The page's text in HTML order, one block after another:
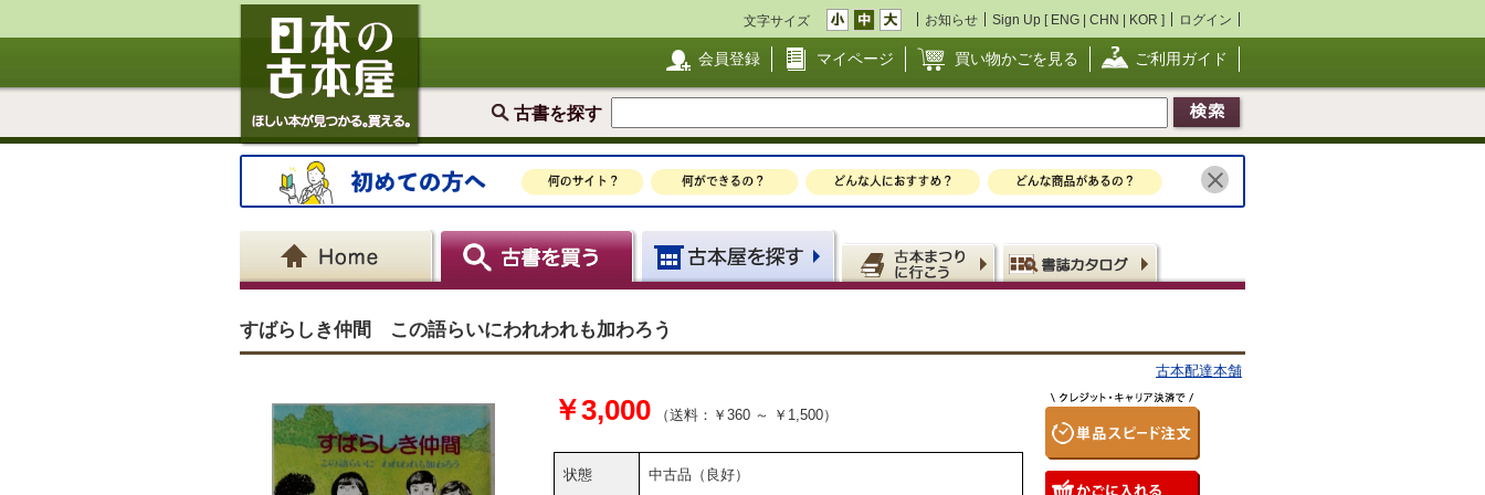
文字サイズ お知らせ Sign Up [ ENG | CHN | KOR ] ログイン
会員登録 マイページ 買い物かごを見る ご利用ガイド
古書を探す
すばらしき仲間 この語らいにわれわれも加わろう
古本配達本舗
￥3,000 （送料：￥360 ～ ￥1,500）
状態 中古品（良好）